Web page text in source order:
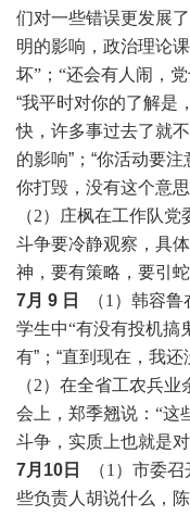
们对一些错误更发展
明的影响，政治理论
坏”；“还会有人闹，
“我平时对你的了解是
快，许多事过去了就
的影响”；“你活动要
你打毁，没有这个意思
（2）庄枫在工作队党
斗争要冷静观察，具
神，要有策略，要引
7月 9 日
（1）韩容鲁
学生中“有没有投机搞
有”；“直到现在，我还
（2）在全省工农兵业
会上，郑季翘说：“这
斗争，实质上也就是对
7月10日
（1）市委
些负责人胡说什么，